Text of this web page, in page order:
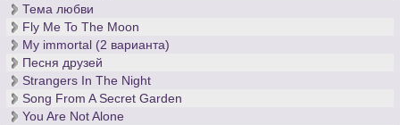
Тема любви
Fly Me To The Moon
My immortal (2 варианта)
Песня друзей
Strangers In The Night
Song From A Secret Garden
You Are Not Alone